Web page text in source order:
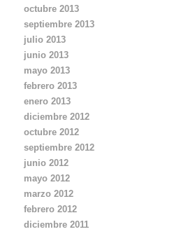
octubre 2013
septiembre 2013
julio 2013
junio 2013
mayo 2013
febrero 2013
enero 2013
diciembre 2012
octubre 2012
septiembre 2012
junio 2012
mayo 2012
marzo 2012
febrero 2012
diciembre 2011